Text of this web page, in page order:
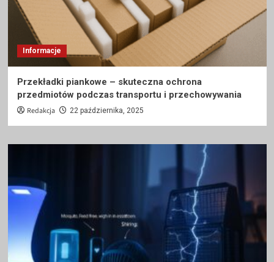
Informacje
Przekładki piankowe – skuteczna ochrona
przedmiotów podczas transportu i przechowywania
Redakcja 22 października, 2025